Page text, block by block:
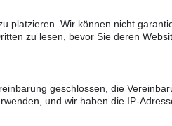
platzieren. Wir können nicht
zu lesen, bevor Sie deren
geschlossen, die
und wir haben die IP-